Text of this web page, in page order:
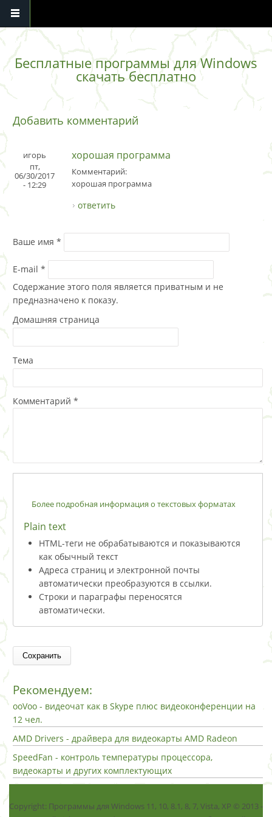
Перейти к основному содержанию
Бесплатные программы для Windows
скачать бесплатно
Добавить комментарий
игорь
пт,
06/30/2017
- 12:29
хорошая программа
Комментарий:
хорошая программа
ответить
Ваше имя *
E-mail *
Содержание этого поля является приватным и не
предназначено к показу.
Домашняя страница
Тема
Комментарий *
Более подробная информация о текстовых форматах
Plain text
HTML-теги не обрабатываются и показываются
как обычный текст
Адреса страниц и электронной почты
автоматически преобразуются в ссылки.
Строки и параграфы переносятся
автоматически.
Рекомендуем:
ooVoo - видеочат как в Skype плюс видеоконференции на
12 чел.
AMD Drivers - драйвера для видеокарты AMD Radeon
SpeedFan - контроль температуры процессора,
видеокарты и других комплектующих
Copyright: Программы для Windows 11, 10, 8.1, 8, 7, Vista, ХР © 2013 -